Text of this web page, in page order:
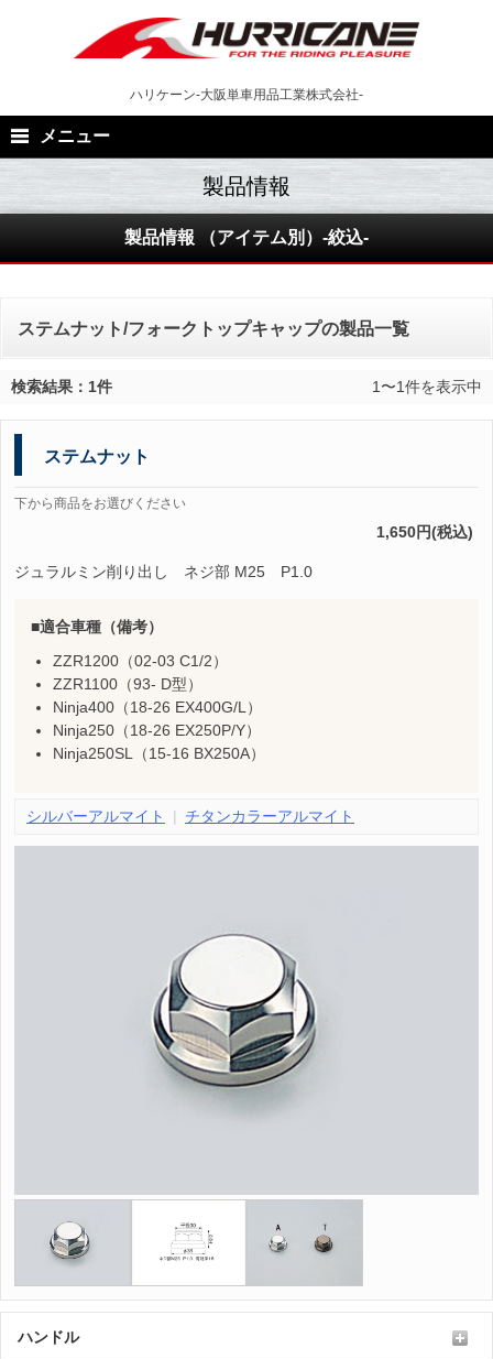
ハリケーン-大阪単車用品工業株式会社-
メニュー
製品情報 （アイテム別）-絞込-
ステムナット/フォークトップキャップの製品一覧
検索結果：1件 1〜1件を表示中
ステムナット
下から商品をお選びください
1,650円(税込)
ジュラルミン削り出し ネジ部 M25 P1.0
適合車種（備考）
ZZR1200（02-03 C1/2）
ZZR1100（93- D型）
Ninja400（18-26 EX400G/L）
Ninja250（18-26 EX250P/Y）
Ninja250SL（15-16 BX250A）
シルバーアルマイト チタンカラーアルマイト
ハンドル